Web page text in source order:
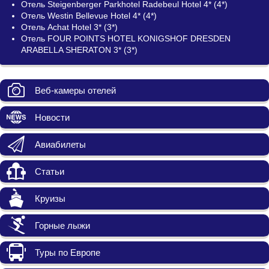
Отель Steigenberger Parkhotel Radebeul Hotel 4* (4*)
Отель Westin Bellevue Hotel 4* (4*)
Отель Achat Hotel 3* (3*)
Отель FOUR POINTS HOTEL KONIGSHOF DRESDEN
ARABELLA SHERATON 3* (3*)
Веб-камеры отелей
Новости
Авиабилеты
Статьи
Круизы
Горные лыжи
Туры по Европе